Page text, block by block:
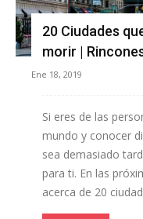
20 Ciudades
morir |
Ene 18, 2019
Si eres de las
mundo y conocer
sea demasiado
para ti. En las
acerca de 20